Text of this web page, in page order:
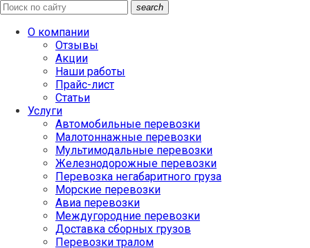
search
О компании
Отзывы
Акции
Наши работы
Прайс-лист
Статьи
Услуги
Автомобильные перевозки
Малотоннажные перевозки
Мультимодальные перевозки
Железнодорожные перевозки
Перевозка негабаритного груза
Морские перевозки
Авиа перевозки
Междугородние перевозки
Доставка сборных грузов
Перевозки тралом